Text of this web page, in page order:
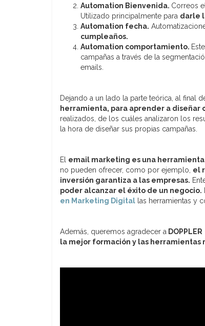
Automation Bienvenida. Correos
Utilizado principalmente para darle
Automation fecha.
cumpleaños.
Automation comportamiento.
campañas a través de la
emails.
Dejando a un lado la parte teórica, al final
herramienta, para aprender a
realizados, de los cuáles analizaron los
la hora de diseñar sus propias campañas.
El email marketing es una
no pueden ofrecer, como por ejemplo, el
inversión garantiza a las empresas.
poder alcanzar el éxito de un negocio.
en Marketing Digital las herramientas y
Además, queremos agradecer a DOPPLER
la mejor formación y las herramientas